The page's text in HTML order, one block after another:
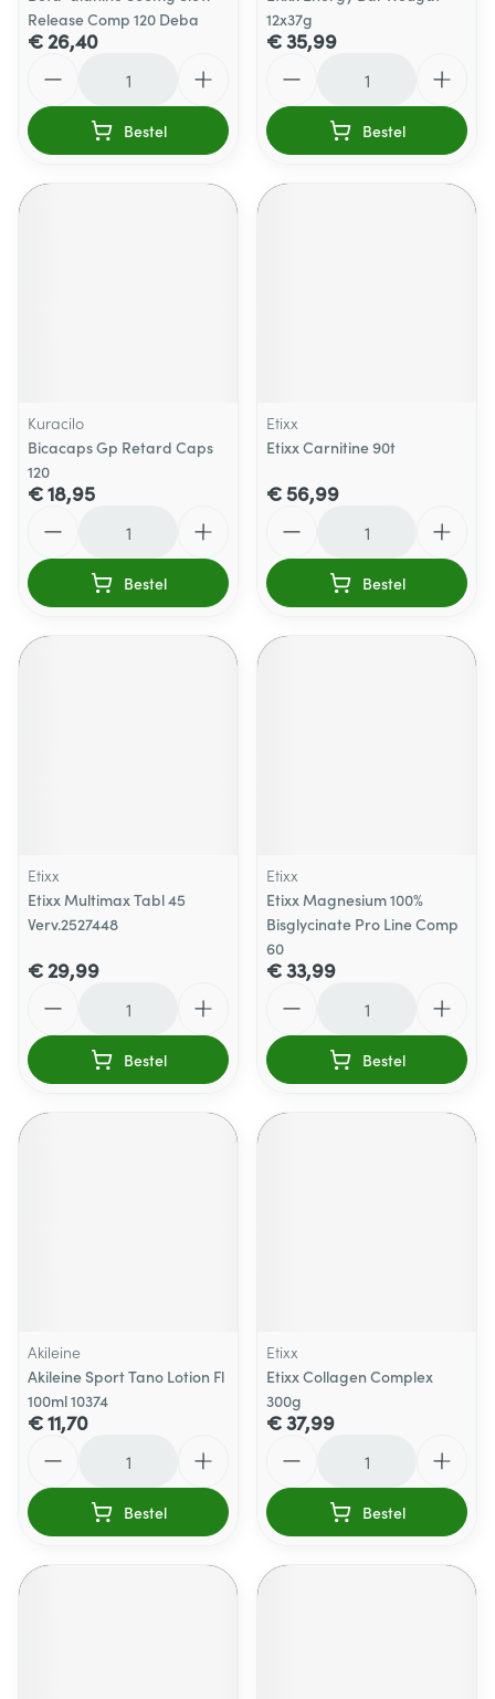
Release Comp 120 Deba
€ 26,40
Bestel
12x37g
€ 35,99
Bestel
Kuracilo
Bicacaps Gp Retard Caps
120
€ 18,95
Bestel
Etixx
Etixx Carnitine 90t
€ 56,99
Bestel
Etixx
Etixx Multimax Tabl 45
Verv.2527448
€ 29,99
Bestel
Etixx
Etixx Magnesium 100%
Bisglycinate Pro Line Comp
60
€ 33,99
Bestel
Akileine
Akileine Sport Tano Lotion Fl
100ml 10374
€ 11,70
Bestel
Etixx
Etixx Collagen Complex
300g
€ 37,99
Bestel